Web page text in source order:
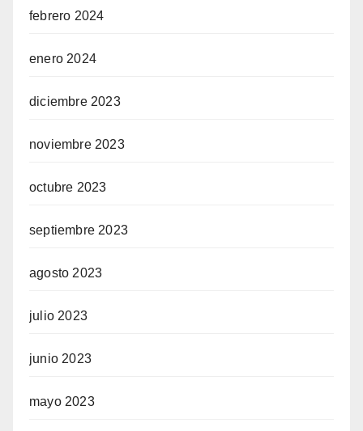
febrero 2024
enero 2024
diciembre 2023
noviembre 2023
octubre 2023
septiembre 2023
agosto 2023
julio 2023
junio 2023
mayo 2023